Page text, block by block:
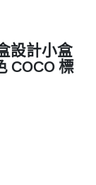
設計小盒
COCO 標